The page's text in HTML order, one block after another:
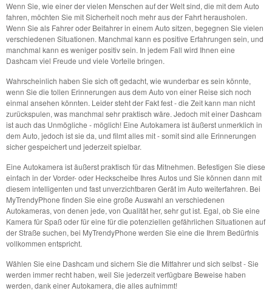
Wenn Sie, wie einer der vielen Menschen auf der Welt sind, die mit dem Auto
fahren, möchten Sie mit Sicherheit noch mehr aus der Fahrt herausholen.
Wenn Sie als Fahrer oder Beifahrer in einem Auto sitzen, begegnen Sie vielen
verschiedenen Situationen. Manchmal kann es positive Erfahrungen sein, und
manchmal kann es weniger positiv sein. In jedem Fall wird Ihnen eine
Dashcam viel Freude und viele Vorteile bringen.
Wahrscheinlich haben Sie sich oft gedacht, wie wunderbar es sein könnte,
wenn Sie die tollen Erinnerungen aus dem Auto von einer Reise sich noch
einmal ansehen könnten. Leider steht der Fakt fest - die Zeit kann man nicht
zurückspulen, was manchmal sehr praktisch wäre. Jedoch mit einer Dashcam
ist auch das Unmögliche - möglich! Eine Autokamera ist äußerst unmerklich in
dem Auto, jedoch ist sie da, und filmt alles mit - somit sind alle Erinnerungen
sicher gespeichert und jederzeit spielbar.
Eine Autokamera ist äußerst praktisch für das Mitnehmen. Befestigen Sie diese
einfach in der Vorder- oder Heckscheibe Ihres Autos und Sie können dann mit
diesem intelligenten und fast unverzichtbaren Gerät im Auto weiterfahren. Bei
MyTrendyPhone finden Sie eine große Auswahl an verschiedenen
Autokameras, von denen jede, von Qualität her, sehr gut ist. Egal, ob Sie eine
Kamera für Spaß oder für eine für die potenziellen gefährlichen Situationen auf
der Straße suchen, bei MyTrendyPhone werden Sie eine die Ihrem Bedürfnis
vollkommen entspricht.
Wählen Sie eine Dashcam und sichern Sie die Mitfahrer und sich selbst - Sie
werden immer recht haben, weil Sie jederzeit verfügbare Beweise haben
werden, dank einer Autokamera, die alles aufnimmt!